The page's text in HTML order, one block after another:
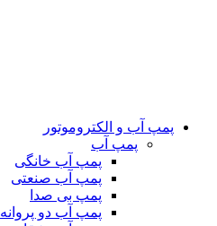
پمپ آب و الکتروموتور
پمپ آب
پمپ آب خانگی
پمپ آب صنعتی
پمپ بی صدا
پمپ آب دو پروانه